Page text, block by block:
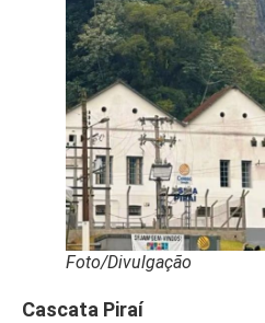
Foto/Divulgação
Cascata Piraí